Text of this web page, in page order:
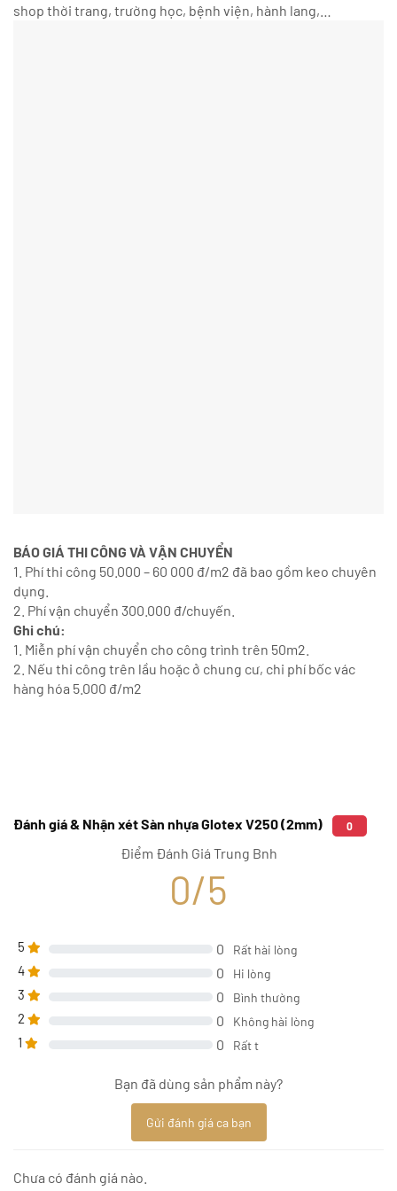
shop thời trang, trường học, bệnh viện, hành lang,…
BÁO GIÁ THI CÔNG VÀ VẬN CHUYỂN
1. Phí thi công 50.000 – 60 000 đ/m2 đã bao gồm keo chuyên
dụng.
2. Phí vận chuyển 300.000 đ/chuyến.
Ghi chú:
1. Miễn phí vận chuyển cho công trình trên 50m2.
2. Nếu thi công trên lầu hoặc ở chung cư, chi phí bốc vác
hàng hóa 5.000 đ/m2
Đánh giá & Nhận xét Sàn nhựa Glotex V250 (2mm) 0
Điểm Đánh Giá Trung Bnh
0/5
5 0 Rất hài lòng
4 0 Hi lòng
3 0 Bình thường
2 0 Không hài lòng
1 0 Rất t
Bạn đã dùng sản phẩm này?
Gửi đánh giá ca bạn
Chưa có đánh giá nào.